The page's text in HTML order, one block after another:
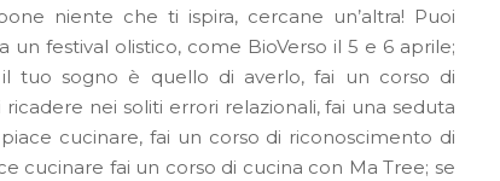
niente che ti ispira, cercane un’altra! Puoi
festival olistico, come BioVerso il 5 e 6 aprile;
tuo sogno è quello di averlo, fai un corso di
nei soliti errori relazionali, fai una seduta
cucinare, fai un corso di riconoscimento di
cucinare fai un corso di cucina con Ma Tree; se